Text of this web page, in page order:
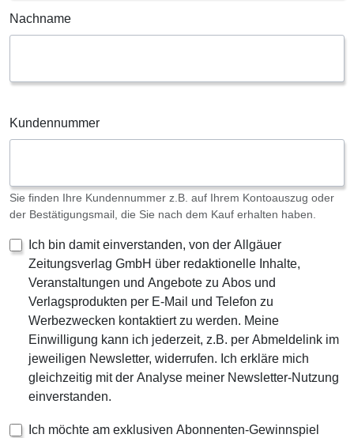
Nachname
Kundennummer
Sie finden Ihre Kundennummer z.B. auf Ihrem Kontoauszug oder
der Bestätigungsmail, die Sie nach dem Kauf erhalten haben.
Ich bin damit einverstanden, von der Allgäuer
Zeitungsverlag GmbH über redaktionelle Inhalte,
Veranstaltungen und Angebote zu Abos und
Verlagsprodukten per E-Mail und Telefon zu
Werbezwecken kontaktiert zu werden. Meine
Einwilligung kann ich jederzeit, z.B. per Abmeldelink im
jeweiligen Newsletter, widerrufen. Ich erkläre mich
gleichzeitig mit der Analyse meiner Newsletter-Nutzung
einverstanden.
Ich möchte am exklusiven Abonnenten-Gewinnspiel